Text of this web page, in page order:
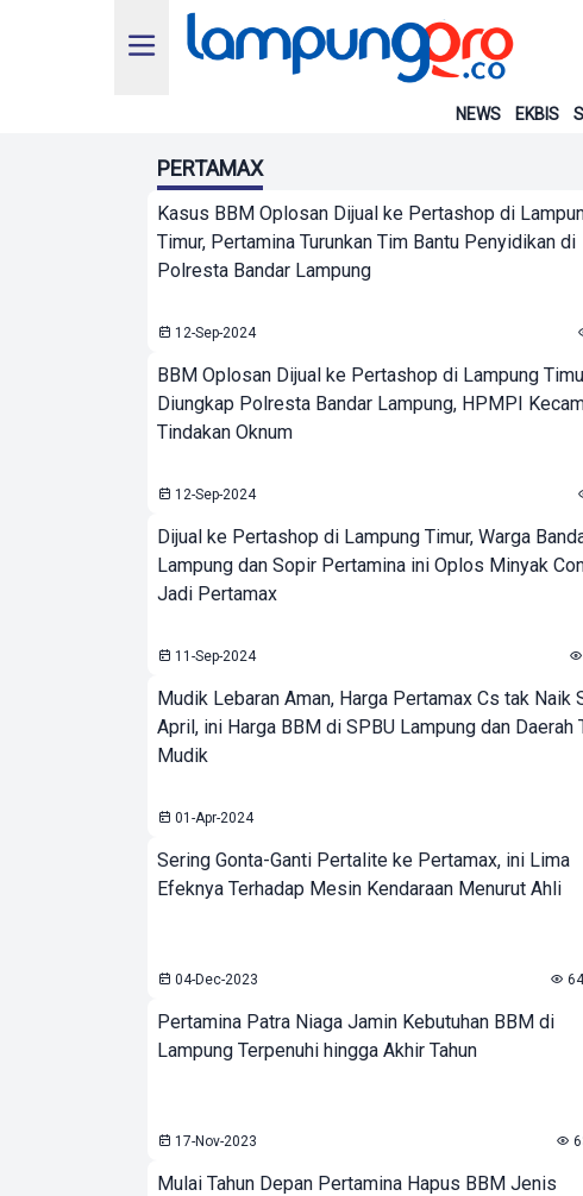
NEWS EKBIS
PERTAMAX
Kasus BBM Oplosan Dijual ke Pertashop di
Timur, Pertamina Turunkan Tim Bantu Penyidikan di
Polresta Bandar Lampung
12-Sep-2024
BBM Oplosan Dijual ke Pertashop di Lampung
Diungkap Polresta Bandar Lampung, HPMPI
Tindakan Oknum
12-Sep-2024
Dijual ke Pertashop di Lampung Timur, Warga
Lampung dan Sopir Pertamina ini Oplos Minyak
Jadi Pertamax
11-Sep-2024
Mudik Lebaran Aman, Harga Pertamax Cs tak Naik
April, ini Harga BBM di SPBU Lampung dan Daerah
Mudik
01-Apr-2024
Sering Gonta-Ganti Pertalite ke Pertamax, ini Lima
Efeknya Terhadap Mesin Kendaraan Menurut Ahli
04-Dec-2023
Pertamina Patra Niaga Jamin Kebutuhan BBM di
Lampung Terpenuhi hingga Akhir Tahun
17-Nov-2023
Mulai Tahun Depan Pertamina Hapus BBM Jenis